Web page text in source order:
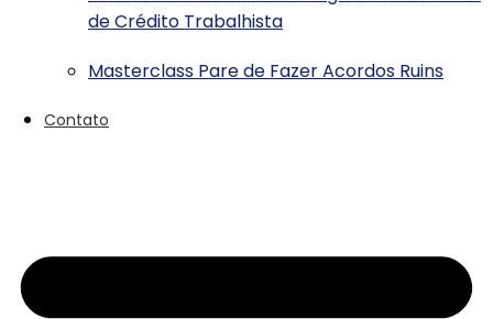
de Crédito Trabalhista
Masterclass Pare de Fazer Acordos Ruins
Contato